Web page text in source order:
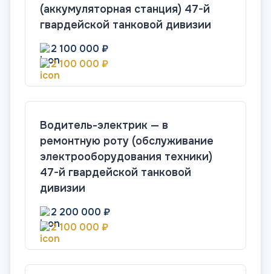
(аккумуляторная станция) 47-й
гвардейской танковой дивизии
2 100 000 ₽
2 100 000 ₽
Водитель-электрик — в
ремонтную роту (обслуживание
электрооборудования техники)
47-й гвардейской танковой
дивизии
2 200 000 ₽
2 100 000 ₽